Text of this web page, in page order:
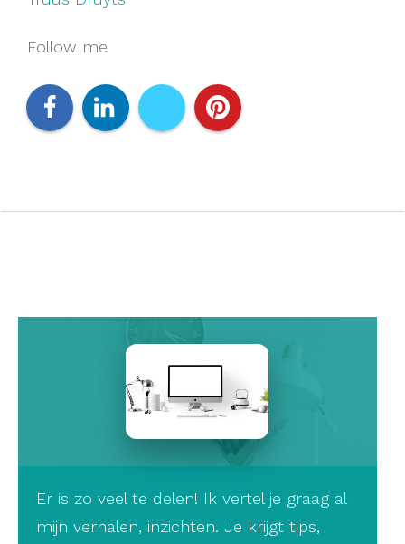
Follow me
Er is zo veel te delen! Ik vertel je graag al
mijn verhalen, inzichten. Je krijgt tips,